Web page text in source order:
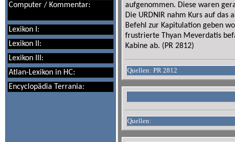
Computer / Kommentar:
Lexikon I:
Lexikon II:
Lexikon III:
Atlan-Lexikon in HC:
Encyclopädia Terrania:
aufgenommen. Diese waren
Die URDNIR nahm Kurs auf das
Befehl zur Kapitulation geben
frustrierte Thyan Meverdatis
Kabine ab. (PR 2812)
Quellen: PR 2812
Quellen: